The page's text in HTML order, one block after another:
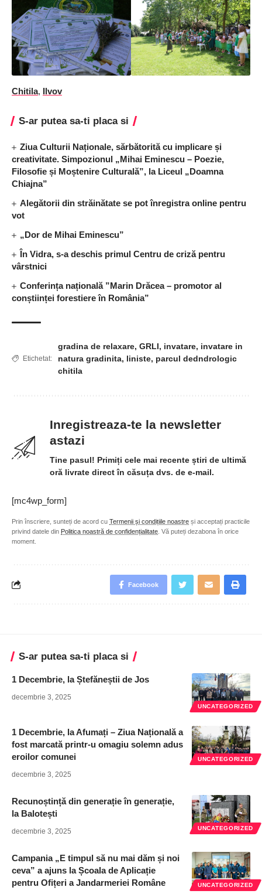
Chitila, Ilvov
S-ar putea sa-ti placa si
Ziua Culturii Naționale, sărbătorită cu implicare și
creativitate. Simpozionul „Mihai Eminescu – Poezie,
Filosofie și Moștenire Culturală”, la Liceul „Doamna
Chiajna”
Alegătorii din străinătate se pot înregistra online pentru
vot
„Dor de Mihai Eminescu”
În Vidra, s-a deschis primul Centru de criză pentru
vârstnici
Conferința națională ”Marin Drăcea – promotor al
conștiinței forestiere în România”
Etichetat:
gradina de relaxare, GRLI, invatare, invatare in
natura gradinita, liniste, parcul dedndrologic
chitila
Inregistreaza-te la newsletter
astazi
Tine pasul! Primiți cele mai recente știri de ultimă
oră livrate direct în căsuța dvs. de e-mail.
[mc4wp_form]
Prin înscriere, sunteți de acord cu Termenii și condițiile noastre și acceptați practicile
privind datele din Politica noastră de confidențialitate . Vă puteți dezabona în orice
moment.
Facebook
S-ar putea sa-ti placa si
UNCATEGORIZED
1 Decembrie, la Ștefăneștii de Jos
decembrie 3, 2025
UNCATEGORIZED
1 Decembrie, la Afumați – Ziua Națională a
fost marcată printr-u omagiu solemn adus
eroilor comunei
decembrie 3, 2025
UNCATEGORIZED
Recunoștință din generație în generație,
la Balotești
decembrie 3, 2025
UNCATEGORIZED
Campania „E timpul să nu mai dăm și noi
ceva” a ajuns la Școala de Aplicație
pentru Ofițeri a Jandarmeriei Române